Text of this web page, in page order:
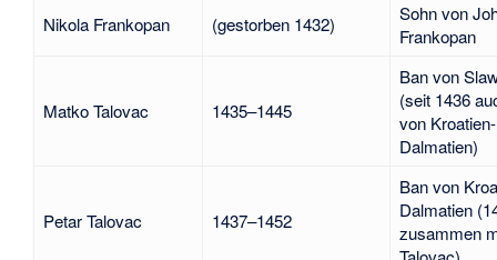
Nikola Frankopan (gestorben 1432) Sohn von
Frankopan
MatkoTalovac 1435–1445
Ban von
(seit 1436
von Kroatien-
Dalmatien)
PetarTalovac 1437–1452
Ban von
Dalmatien
zusammen